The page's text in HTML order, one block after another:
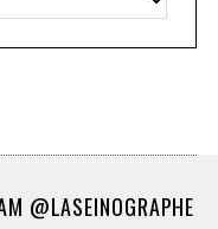
@LASEINOGRAPHE